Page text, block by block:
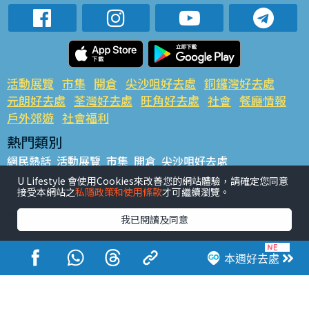
本週好去處
活動展覽 市集 開倉 尖沙咀好去處 銅鑼灣好去處
元朗好去處 荃灣好去處 旺角好去處 社會 餐廳情報
戶外郊遊 社會福利
熱門類別
網民熱話 活動展覽 市集 開倉 尖沙咀好去處
銅鑼灣好去處 元朗好去處 荃灣好去處 旺角好去處 社會
餐廳情報 戶外郊遊
熱門標籤
#UGO搵好去處 #人氣活動推介 #美食社群熱話
#親子玩樂好去處
#ULifestyle應用程式
#限時搶
#UJetso禮物放送
#ULifestyle商戶中心 #著數 #網絡熱話
U Lifestyle 會使用Cookies來改善您的網站體驗，請確定您同意
接受本網站之私隱政策和使用條款才可繼續瀏覽。
我已閱讀及同意